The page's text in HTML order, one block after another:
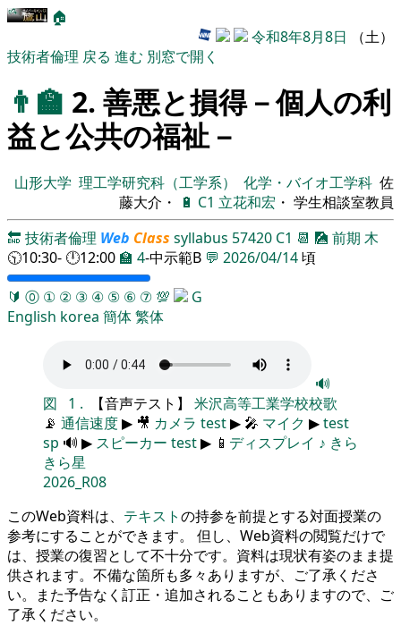
🏠
令和8年8月8日 （土）
技術者倫理 戻る 進む 別窓で開く
👨‍🏫 2. 善悪と損得－個人の利
益と公共の福祉－
山形大学 理工学研究科（工学系） 化学・バイオ工学科 佐
藤大介・
🔋 C1 立花和宏 ・ 学生相談室教員
🔚 技術者倫理 Web Class syllabus 57420 C1 📆 🎑 前期 木
🕥10:30- 🕛12:00 🏫 4-中示範B 💬 2026/04/14頃
🔰 ⓪ ① ② ③ ④ ⑤ ⑥ ⑦ 💯
G
English korea 簡体繁体
🔊
図
1 . 【音声テスト】 米沢高等工業学校校歌
📡 通信速度▶ 🎥 カメラ test▶ 🎤 マイク ▶test
sp 🔊 ▶ スピーカー test▶ 📱 ディスプレイ ♪ きら
きら星
2026_R08
このWeb資料は、 テキストの持参を前提とする対面授業の
参考にすることができます。 但し、Web資料の閲覧だけで
は、授業の復習として不十分です。資料は現状有姿のまま提
供されます。不備な箇所も多々ありますが、ご了承くださ
い。また予告なく訂正・追加されることもありますので、ご
了承ください。